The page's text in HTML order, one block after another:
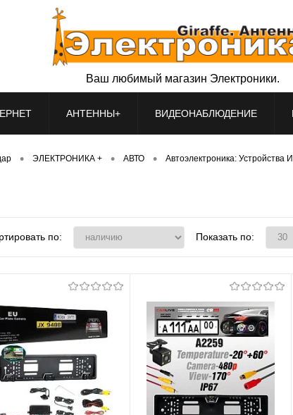
Ваш любимый магазин Электроники.
АНТЕННЫ+ ВИДЕОНАБЛЮДЕНИЕ
• ЭЛЕКТРОНИКА + • АВТО • Автоэлектроника: Устройства
по: Показать по: